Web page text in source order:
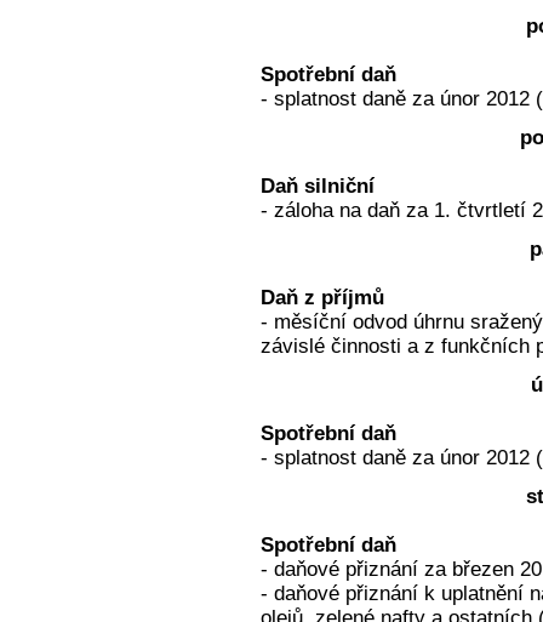
Spotřební daň
- splatnost daně za únor 2012
Daň silniční
- záloha na daň za 1. čtvrtletí
Daň z příjmů
- měsíční odvod úhrnu
závislé činnosti a z funkčních
Spotřební daň
- splatnost daně za únor 2012
Spotřební daň
- daňové přiznání za březen
- daňové přiznání k uplatnění